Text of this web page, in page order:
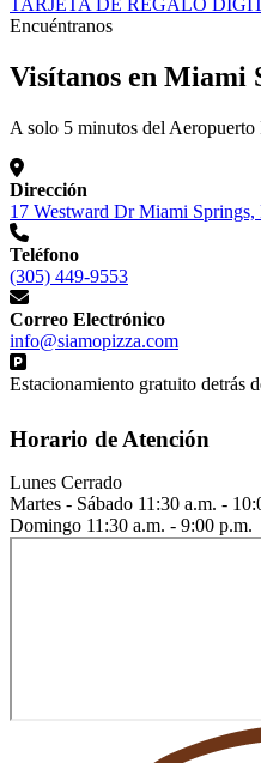
TARJETA DE REGALO
Encuéntranos
Visítanos en Miami
A solo 5 minutos del
Dirección
17 Westward Dr Miami Springs,
Teléfono
(305) 449-9553
Correo Electrónico
info@siamopizza.com
Estacionamiento gratuito detrás
Horario de Atención
Lunes Cerrado
Martes - Sábado 11:30 a.m. -
Domingo 11:30 a.m. - 9:00 p.m.